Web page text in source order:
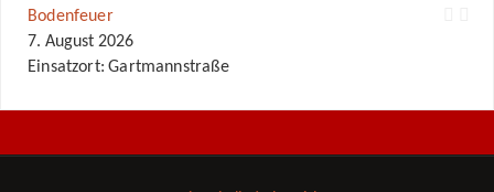
Bodenfeuer
7. August 2026
Einsatzort: Gartmannstraße